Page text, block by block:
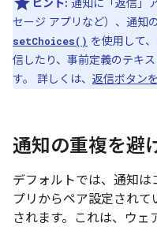
ヒント: 通知に「返信」
セージ アプリなど）、通知
setChoices() を使用して
信したり、事前定義のテキ
す。 詳しくは、 返信ボタン
通知の重複を避
デフォルトでは、通知
プリからペア設定され
されます。これは、ウェ